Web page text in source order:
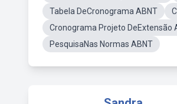
Tabela DeCronograma ABNT
Cronograma Projeto DeExtensão
PesquisaNas Normas ABNT